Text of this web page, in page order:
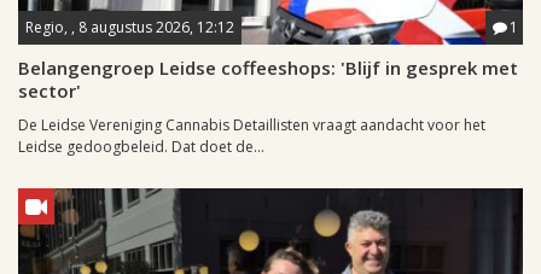
Regio, , 8 augustus 2026, 12:12 1
Belangengroep Leidse coffeeshops: 'Blijf in gesprek met
sector'
De Leidse Vereniging Cannabis Detaillisten vraagt aandacht voor het
Leidse gedoogbeleid. Dat doet de...